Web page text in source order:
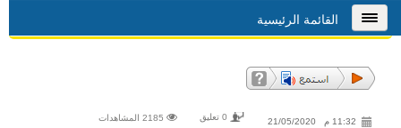
القائمة الرئيسية
11:32 م 21/05/2020 0 تعليق